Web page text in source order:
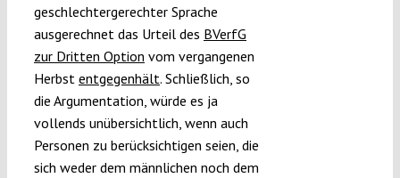
geschlechtergerechter Sprache
ausgerechnet das Urteil des BVerfG
zur Dritten Option vom vergangenen
Herbst entgegenhält. Schließlich, so
die Argumentation, würde es ja
vollends unübersichtlich, wenn auch
Personen zu berücksichtigen seien, die
sich weder dem männlichen noch dem